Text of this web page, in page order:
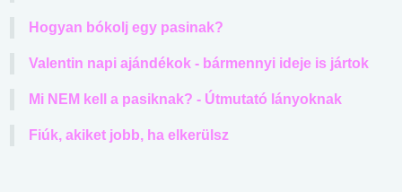
Hogyan bókolj egy pasinak?
Valentin napi ajándékok - bármennyi ideje is jártok
Mi NEM kell a pasiknak? - Útmutató lányoknak
Fiúk, akiket jobb, ha elkerülsz